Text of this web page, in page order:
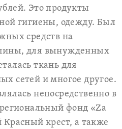
Это продукты
гигиены, одежду. Был
средств на
для вынужденных
ткань для
сетей и многое другое.
непосредственно в
фонд «Zа
Красный крест, а также